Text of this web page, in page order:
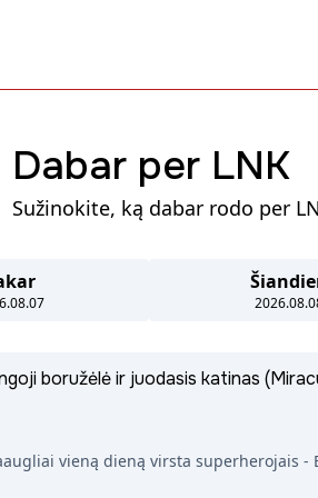
Dabar per LNK
Sužinokite, ką dabar rodo per
boružėlė ir juodasis katinas
vieną dieną virsta superherojais